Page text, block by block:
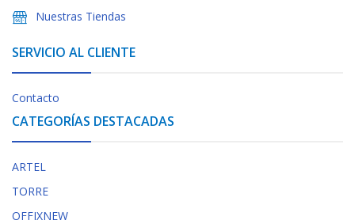
Nuestras Tiendas
SERVICIO AL CLIENTE
Contacto
CATEGORÍAS DESTACADAS
ARTEL
TORRE
OFFIXNEW